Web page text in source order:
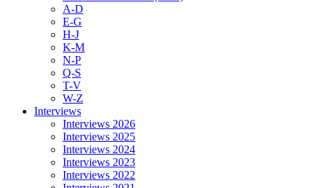
A-D
E-G
H-J
K-M
N-P
Q-S
T-V
W-Z
Interviews
Interviews 2026
Interviews 2025
Interviews 2024
Interviews 2023
Interviews 2022